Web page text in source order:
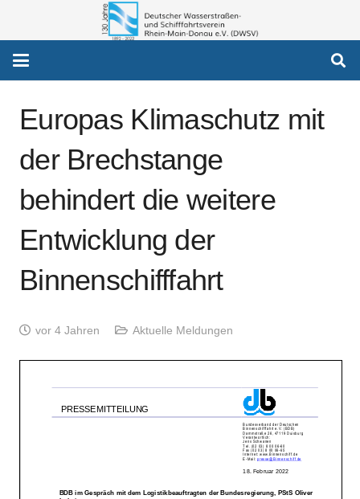
Europas Klimaschutz mit
der Brechstange
behindert die weitere
Entwicklung der
Binnenschifffahrt
vor 4 Jahren Aktuelle Meldungen